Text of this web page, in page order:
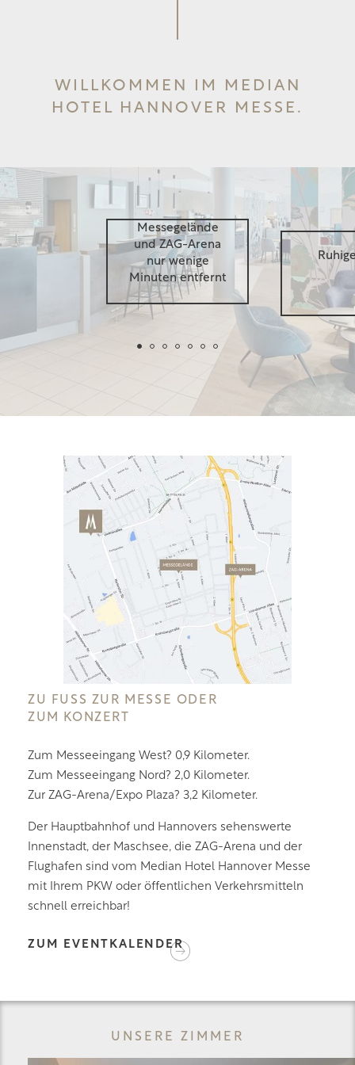
WILLKOMMEN IM MEDIAN
HOTEL HANNOVER MESSE.
Messegelände
und ZAG-Arena
nur wenige
Minuten entfernt
ZU FUSS ZUR MESSE ODER Z
UM KONZERT
Zum Messeeingang West? 0,9 Kilometer.
Zum Messeeingang Nord? 2,0 Kilometer.
Zur ZAG-Arena/Expo Plaza? 3,2 Kilometer.
Der Hauptbahnhof und Hannovers sehenswerte
Innenstadt, der Maschsee, die ZAG-Arena und der
Flughafen sind vom Median Hotel Hannover Messe
mit Ihrem PKW oder öffentlichen Verkehrsmitteln
schnell erreichbar!
ZUM EVENTKALENDER
UNSERE ZIMMER